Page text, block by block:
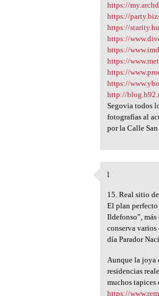
https://
https://
https://
https://
https://
https://
https://
https://
http://
Segovia todos
fotografías al
por la Calle
l
15. Real sitio
El plan perfecto
Ildefonso”,
conserva
día Parador
Aunque la joya
residencias
muchos tapices
https://